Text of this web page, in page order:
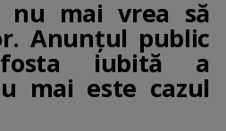
nu mai vrea să
Anunțul public
iubită a
mai este cazul